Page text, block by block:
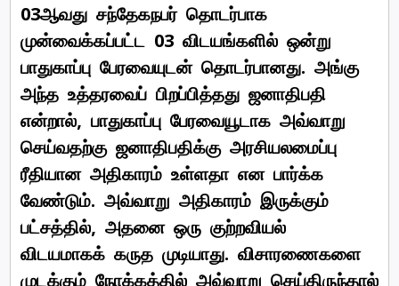
03ஆவது சந்தேகநபர் தொடர்பாக
முன்வைக்கப்பட்ட 03 விடயங்களில் ஒன்று
பாதுகாப்பு பேரவையுடன் தொடர்பானது. அங்கு
அந்த உத்தரவைப் பிறப்பித்தது ஜனாதிபதி
என்றால், பாதுகாப்பு பேரவையூடாக அவ்வாறு
செய்வதற்கு ஜனாதிபதிக்கு அரசியலமைப்பு
ரீதியான அதிகாரம் உள்ளதா என பார்க்க
வேண்டும். அவ்வாறு அதிகாரம் இருக்கும்
பட்சத்தில், அதனை ஒரு குற்றவியல்
விடயமாகக் கருத முடியாது. விசாரணைகளை
முடக்கும் நோக்கத்தில் அவ்வாறு செய்திருந்தால்